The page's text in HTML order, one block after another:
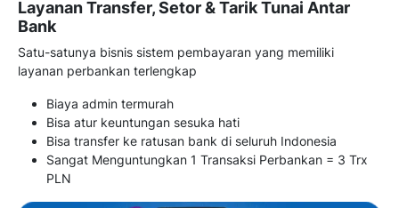
Layanan Transfer, Setor & Tarik Tunai Antar
Bank
Satu-satunya bisnis sistem pembayaran yang memiliki
layanan perbankan terlengkap
Biaya admin termurah
Bisa atur keuntungan sesuka hati
Bisa transfer ke ratusan bank di seluruh Indonesia
Sangat Menguntungkan 1 Transaksi Perbankan = 3 Trx
PLN